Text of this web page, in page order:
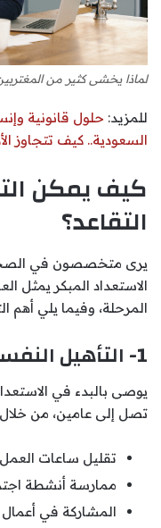
لماذا يخشى كثير من
للمزيد: حلول قانونية
السعودية.. كيف تتجاوز
كيف يمكن
التقاعد؟
يرى متخصصون في
الاستعداد المبكر يمثل
المرحلة، وفيما يلي أهم
1- التأهيل النفسي قبل التقاعد
يوصى بالبدء في
تصل إلى عامين، من
تقليل ساعات العمل
ممارسة أنشطة
المشاركة في